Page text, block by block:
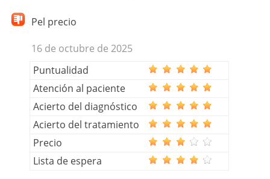
Pel precio
16 de octubre de 2025
Puntualidad
Atención al paciente
Acierto del diagnóstico
Acierto del tratamiento
Precio
Lista de espera